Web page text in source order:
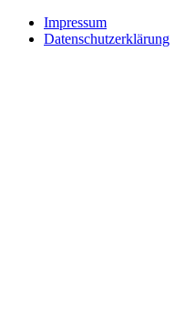
Impressum
Datenschutzerklärung